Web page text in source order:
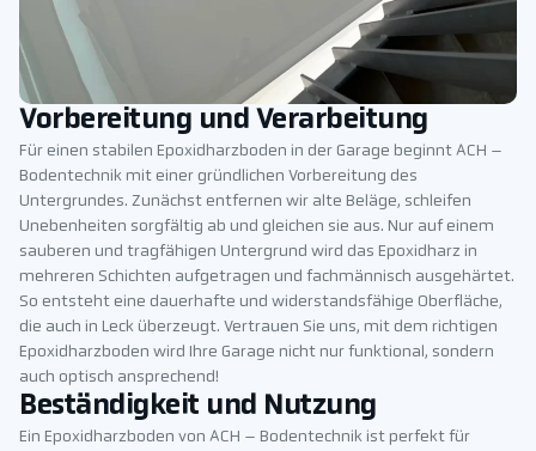
Vorbereitung und Verarbeitung
Für einen stabilen Epoxidharzboden in der Garage beginnt ACH –
Bodentechnik mit einer gründlichen Vorbereitung des
Untergrundes. Zunächst entfernen wir alte Beläge, schleifen
Unebenheiten sorgfältig ab und gleichen sie aus. Nur auf einem
sauberen und tragfähigen Untergrund wird das Epoxidharz in
mehreren Schichten aufgetragen und fachmännisch ausgehärtet.
So entsteht eine dauerhafte und widerstandsfähige Oberfläche,
die auch in Leck überzeugt. Vertrauen Sie uns, mit dem richtigen
Epoxidharzboden wird Ihre Garage nicht nur funktional, sondern
auch optisch ansprechend!
Beständigkeit und Nutzung
Ein Epoxidharzboden von ACH – Bodentechnik ist perfekt für